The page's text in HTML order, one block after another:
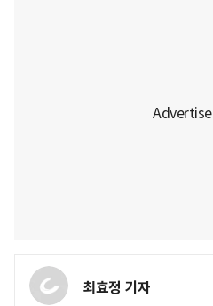
최효정 기자